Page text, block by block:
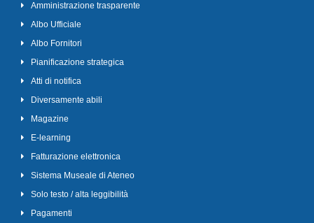
Amministrazione trasparente
Albo Ufficiale
Albo Fornitori
Pianificazione strategica
Atti di notifica
Diversamente abili
Magazine
E-learning
Fatturazione elettronica
Sistema Museale di Ateneo
Solo testo / alta leggibilità
Pagamenti